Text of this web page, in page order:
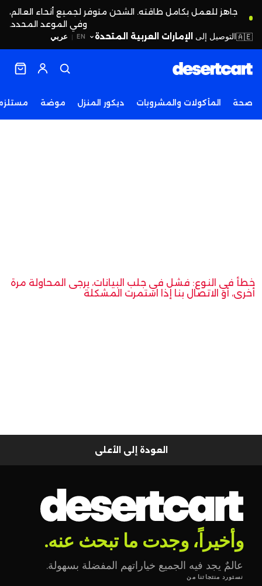
جاهز للعمل بكامل طاقته. الشحن متوفر لجميع أنحاء العالم،
وفي الموعد المحدد.
EN
| عربي 🇦🇪التوصيل إلى الإمارات العربية المتحدة
صحة المأكولات والمشروبات ديكور المنزل موضة
خطأ في النوع: فشل في جلب البيانات، يرجى المحاولة مرة
أخرى، أو الاتصال بنا إذا استمرت المشكلة
العودة إلى الأعلى
وأخيراً، وجدت ما تبحث عنه.
عالمٌ يجد فيه الجميع خياراتهم المفضلة بسهولة.
نستورد منتجاتنا من